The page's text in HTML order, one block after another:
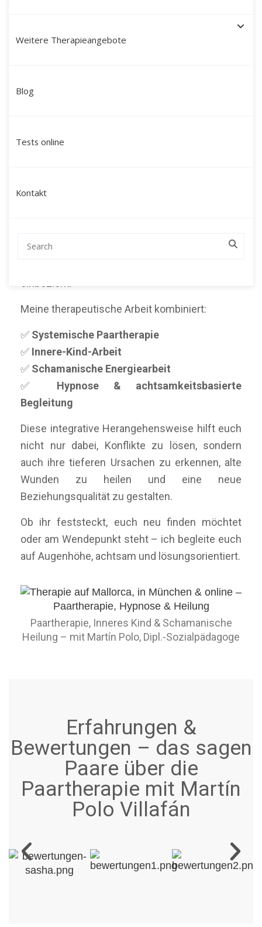
Weitere Therapieangebote
Blog
Tests online
Kontakt
Martín Polo – Mein Ansatz:
Sozialpädagoge, Therapeut und Schamane mit
herausfordernde Lebensphasen – mit einem
Meine therapeutische Arbeit kombiniert:
✅ Systemische Paartherapie
✅ Innere-Kind-Arbeit
✅ Schamanische Energiearbeit
✅ Hypnose & achtsamkeitsbasierte
Begleitung
Diese integrative Herangehensweise hilft euch
nicht nur dabei, Konflikte zu lösen, sondern
auch ihre tieferen Ursachen zu erkennen, alte
Wunden zu heilen und eine neue
Beziehungsqualität zu gestalten.
Ob ihr feststeckt, euch neu finden möchtet
oder am Wendepunkt steht – ich begleite euch
auf Augenhöhe, achtsam und lösungsorientiert.
Paartherapie, Inneres Kind & Schamanische
Heilung – mit Martín Polo, Dipl.-Sozialpädagoge
Erfahrungen &
Bewertungen – das sagen
Paare über die
Paartherapie mit Martín
Polo Villafán